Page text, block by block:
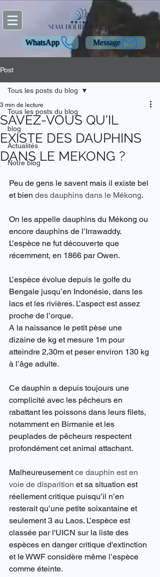
WhatsApp Message
Post
Tous les posts du blog
blog
Actualités
Notre blog
Tous les posts du blog
SAVEZ-VOUS QU'IL
EXISTE DES DAUPHINS
DANS LE MEKONG ?
3 min de lecture
Peu de gens le savent mais il existe bel
et bien des dauphins dans le Mékong.
On les appelle dauphins du Mékong ou
encore dauphins de l’Irrawaddy.
L’espèce ne fut découverte que
récemment, en 1866 par Owen.
L’espèce évolue depuis le golfe du
Bengale jusqu’en Indonésie, dans les
lacs et les rivières. L’aspect est assez
proche de l’orque.
A la naissance le petit pèse une
dizaine de kg et mesure 1m pour
atteindre 2,30m et peser environ 130 kg
à l’âge adulte.
Ce dauphin a depuis toujours une
complicité avec les pêcheurs en
rabattant les poissons dans leurs filets,
notamment en Birmanie et les
peuplades de pêcheurs respectent
profondément cet animal attachant.
Malheureusement ce dauphin est en
voie de disparition et sa situation est
réellement critique puisqu’il n’en
resterait qu’une petite soixantaine et
seulement 3 au Laos. L’espèce est
classée par l'UICN sur la liste des
espèces en danger critique d'extinction
et le WWF considère même l’espèce
comme éteinte.